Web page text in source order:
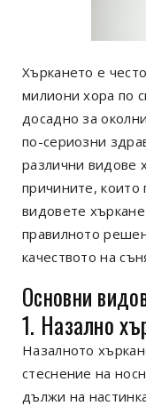
Хъркането е
милиони хора по
досадно за
по-сериозни
различни видове
причините, които
видовете
правилното
качеството на
Основни
1. Назално
Назалното
стеснение на
дължи на